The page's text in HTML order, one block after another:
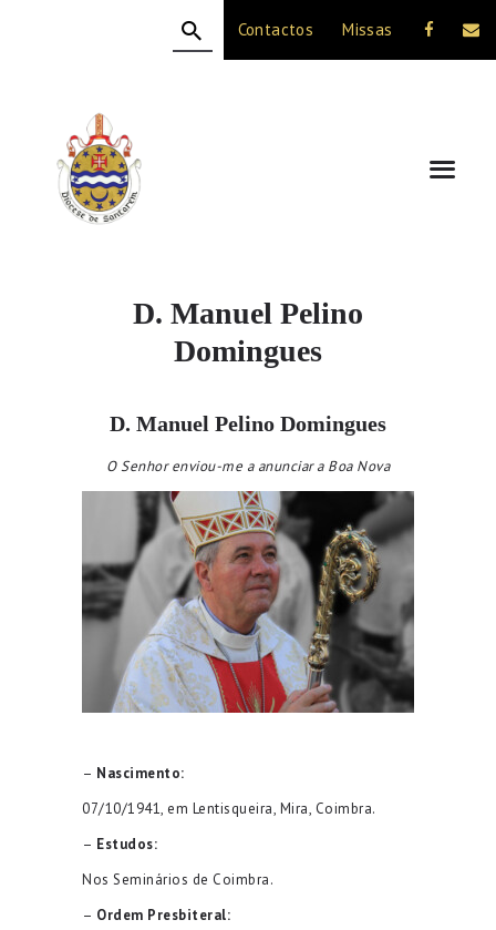
Contactos Missas
D. Manuel Pelino
Domingues
A DIOCESE
CELEBRAÇÃO
VIDA CRISTÃ
NOTÍCIAS
D. Manuel Pelino Domingues
O Senhor enviou-me a anunciar a Boa Nova
– Nascimento:
07/10/1941, em Lentisqueira, Mira, Coimbra.
– Estudos:
Nos Seminários de Coimbra.
– Ordem Presbiteral: